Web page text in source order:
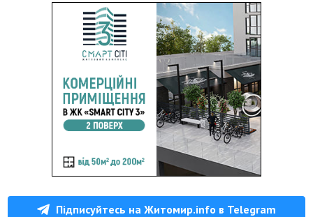
Підписуйтесь на Житомир.info в Telegram